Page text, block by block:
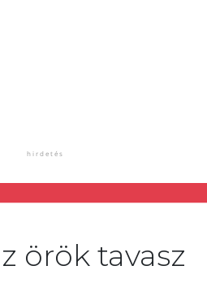
örök tavasz